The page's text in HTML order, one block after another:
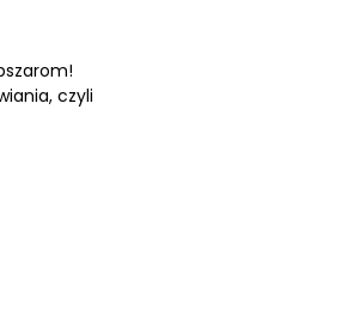
czyli